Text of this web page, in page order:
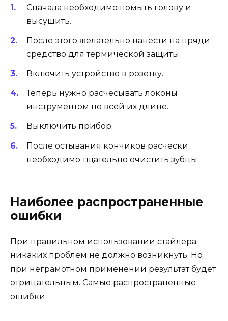
Сначала необходимо помыть голову и
высушить.
После этого желательно нанести на пряди
средство для термической защиты.
Включить устройство в розетку.
Теперь нужно расчесывать локоны
инструментом по всей их длине.
Выключить прибор.
После остывания кончиков расчески
необходимо тщательно очистить зубцы.
Наиболее распространенные
ошибки
При правильном использовании стайлера
никаких проблем не должно возникнуть. Но
при неграмотном применении результат будет
отрицательным. Самые распространенные
ошибки: